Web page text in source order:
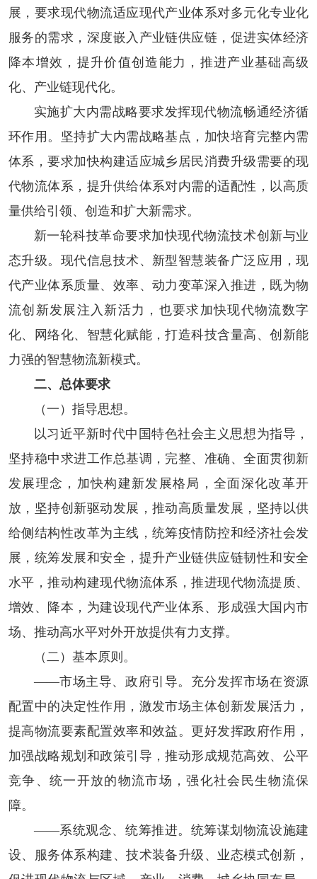
展，要求现代物流适应现代产业体系对多元化专业化
服务的需求，深度嵌入产业链供应链，促进实体经济
降本增效，提升价值创造能力，推进产业基础高级
化、产业链现代化。
实施扩大内需战略要求发挥现代物流畅通经济循
环作用。 坚持扩大内需战略基点，加快培育完整内需
体系，要求加快构建适应城乡居民消费升级需要的现
代物流体系，提升供给体系对内需的适配性，以高质
量供给引领、创造和扩大新需求。
新一轮科技革命要求加快现代物流技术创新与业
态升级。 现代信息技术、新型智慧装备广泛应用，现
代产业体系质量、效率、动力变革深入推进，既为物
流创新发展注入新活力，也要求加快现代物流数字
化、网络化、智慧化赋能，打造科技含量高、创新能
力强的智慧物流新模式。
二、总体要求
（一）指导思想。
以习近平新时代中国特色社会主义思想为指导，
坚持稳中求进工作总基调，完整、准确、全面贯彻新
发展理念，加快构建新发展格局，全面深化改革开
放，坚持创新驱动发展，推动高质量发展，坚持以供
给侧结构性改革为主线，统筹疫情防控和经济社会发
展，统筹发展和安全，提升产业链供应链韧性和安全
水平，推动构建现代物流体系，推进现代物流提质、
增效、降本，为建设现代产业体系、形成强大国内市
场、推动高水平对外开放提供有力支撑。
（二）基本原则。
——市场主导、政府引导。 充分发挥市场在资源
配置中的决定性作用，激发市场主体创新发展活力，
提高物流要素配置效率和效益。更好发挥政府作用，
加强战略规划和政策引导，推动形成规范高效、公平
竞争、统一开放的物流市场，强化社会民生物流保
障。
——系统观念、统筹推进。 统筹谋划物流设施建
设、服务体系构建、技术装备升级、业态模式创新，